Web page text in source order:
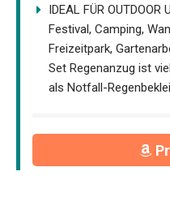
IDEAL FÜR
Festival, Camping,
Freizeitpark,
Set Regenanzug ist
als Notfall-